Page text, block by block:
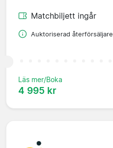
Matchbiljett ingår
Auktoriserad återförsäljare
Läs mer/Boka
4 995 kr